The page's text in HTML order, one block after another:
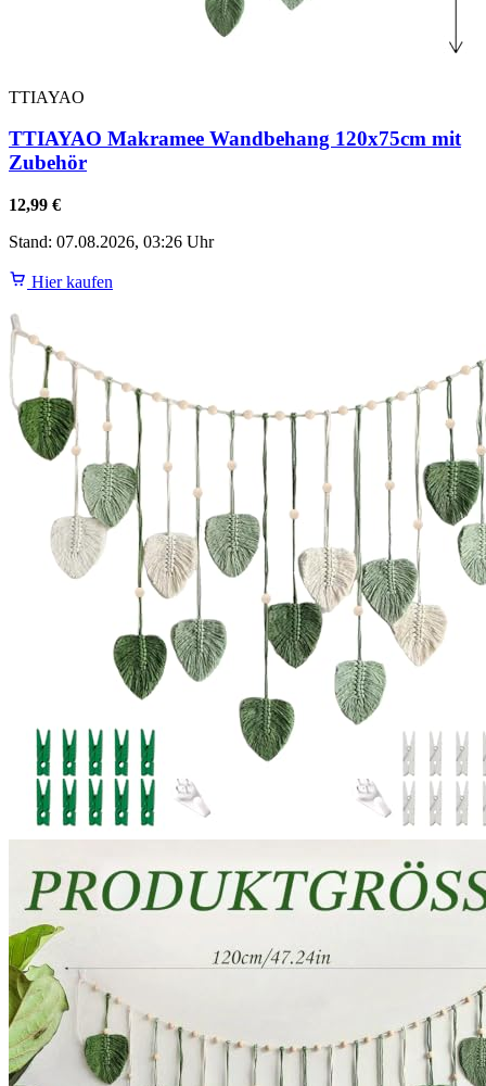
TTIAYAO
TTIAYAO Makramee Wandbehang 120x75cm mit
Zubehör
12,99 €
Stand: 07.08.2026, 03:26 Uhr
Hier kaufen